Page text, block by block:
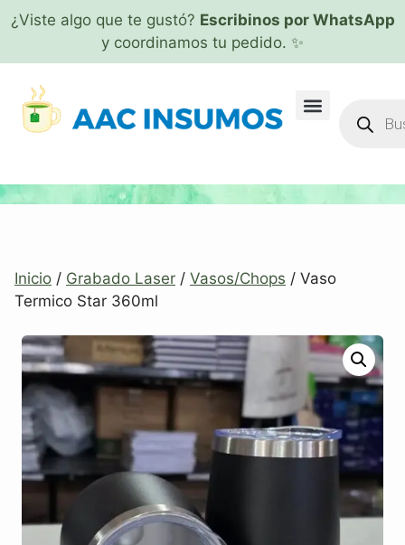
¿Viste algo que te gustó? Escribinos por WhatsApp
y coordinamos tu pedido. ✨
Inicio / Grabado Laser / Vasos/Chops / Vaso
Termico Star 360ml